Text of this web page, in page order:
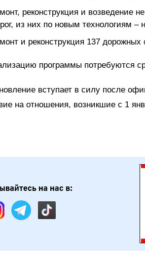
реконструкция и возведение
из них по новым технологиям –
и реконструкция 137
программы потребуются
вступает в силу после
на отношения, возникшие с 1
на нас в: